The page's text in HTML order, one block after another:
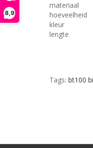
8,9
materiaal
hoeveelheid
kleur
lengte
Tags: bt100